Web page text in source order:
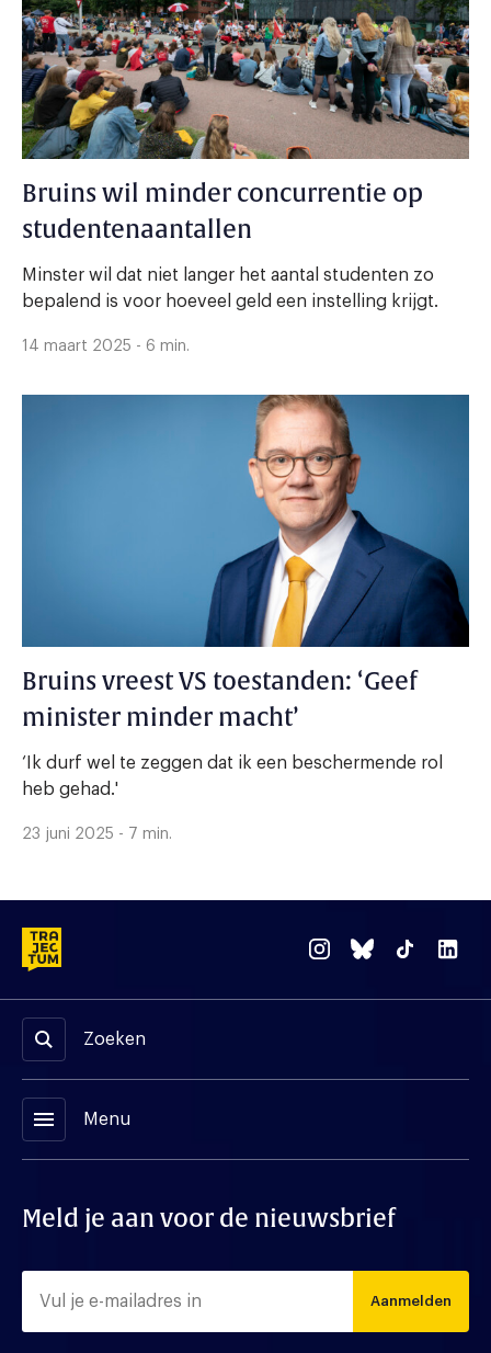
Bruins wil minder concurrentie op
studentenaantallen
Minster wil dat niet langer het aantal studenten zo
bepalend is voor hoeveel geld een instelling krijgt.
14 maart 2025 - 6 min.
Bruins vreest VS toestanden: ‘Geef
minister minder macht’
‘Ik durf wel te zeggen dat ik een beschermende rol
heb gehad.'
23 juni 2025 - 7 min.
Zoeken
menu Menu
Meld je aan voor de nieuwsbrief
Aanmelden